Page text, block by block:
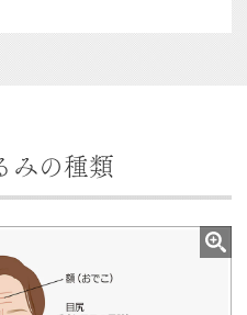
みの種類